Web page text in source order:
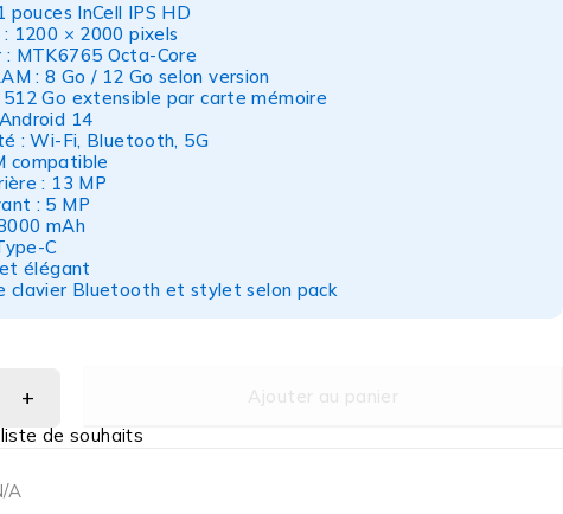
pouces InCell IPS HD
1200 × 2000 pixels
: MTK6765 Octa-Core
: 8 Go / 12 Go selon version
Go extensible par carte mémoire
14
: Wi-Fi, Bluetooth, 5G
compatible
: 13 MP
: 5 MP
mAh
C
élégant
clavier Bluetooth et stylet selon pack
Ajouter au panier
A